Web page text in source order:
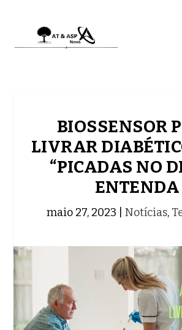
BIOSSENSOR
LIVRAR
“PICADAS NO
ENTENDA
maio 27, 2023 Notícias,